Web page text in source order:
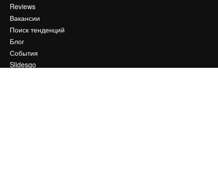
Reviews
Вакансии
Поиск тенденций
Блог
События
Slidesgo